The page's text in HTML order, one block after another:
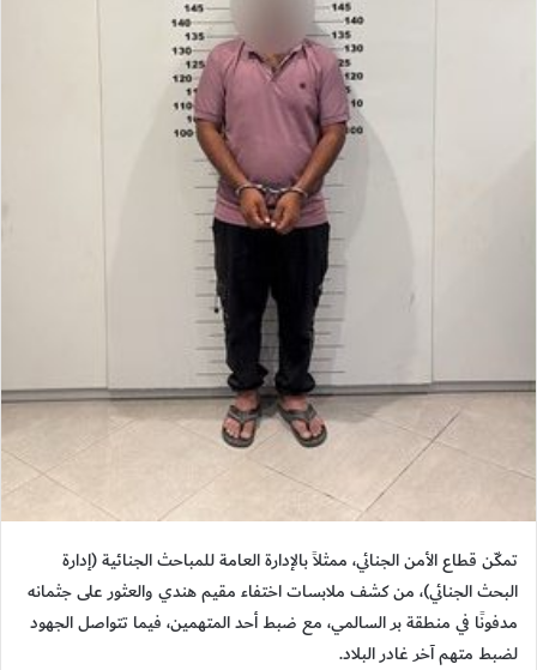
تمكّن قطاع الأمن الجنائي، ممثلاً بالإدارة العامة للمباحث الجنائية (إدارة
البحث الجنائي)، من كشف ملابسات اختفاء مقيم هندي والعثور على جثمانه
مدفونًا في منطقة بر السالمي، مع ضبط أحد المتهمين، فيما تتواصل الجهود
لضبط متهم آخر غادر البلاد.